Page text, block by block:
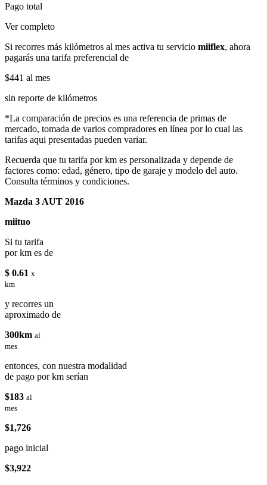
Pago total
Ver completo
Si recorres más kilómetros al mes activa tu servicio miiflex, ahora
pagarás una tarifa preferencial de
$441 al mes
sin reporte de kilómetros
*La comparación de precios es una referencia de primas de
mercado, tomada de varios compradores en línea por lo cual las
tarifas aqui presentadas pueden variar.
Recuerda que tu tarifa por km es personalizada y depende de
factores como: edad, género, tipo de garaje y modelo del auto.
Consulta términos y condiciones.
Mazda 3 AUT 2016
miituo
Si tu tarifa
por km es de
$ 0.61 x
km
y recorres un
aproximado de
300km al
mes
entonces, con nuestra modalidad
de pago por km serían
$183 al
mes
$1,726
pago inicial
$3,922